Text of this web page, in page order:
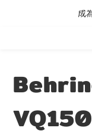
購
成